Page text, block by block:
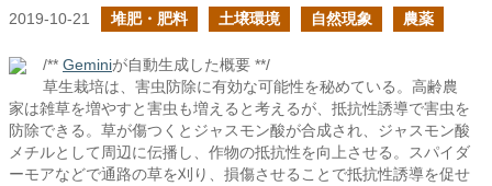
2019-10-21 堆肥・肥料 土壌環境 自然現象 農薬
/** Geminiが自動生成した概要 **/
草生栽培は、害虫防除に有効な可能性を秘めている。高齢農
家は雑草を増やすと害虫も増えると考えるが、抵抗性誘導で害虫を
防除できる。草が傷つくとジャスモン酸が合成され、ジャスモン酸
メチルとして周辺に伝播し、作物の抵抗性を向上させる。スパイダ
ーモアなどで通路の草を刈り、損傷させることで抵抗性誘導を促せ